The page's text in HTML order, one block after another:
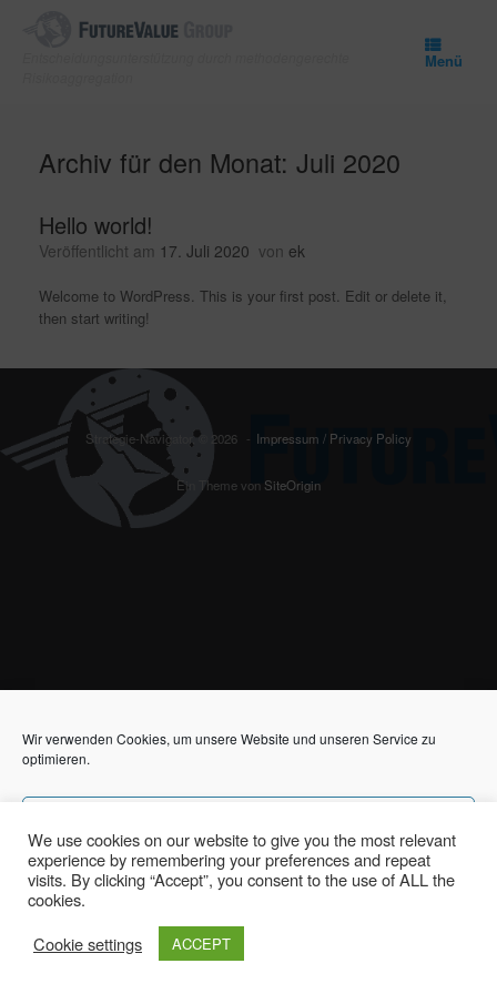
Wir verwenden Cookies, um unsere Website und unseren Service zu
optimieren.
Ablehnen
Vorlieben
Impressum / Privacy Policy
Menü
Archiv für den Monat: Juli 2020
Hello world!
Veröffentlicht am 17. Juli 2020 von ek
Welcome to WordPress. This is your first post. Edit or delete it,
then start writing!
Strategie-Navigator, © 2026 Impressum / Privacy Policy
Ein Theme von SiteOrigin
We use cookies on our website to give you the most relevant
experience by remembering your preferences and repeat
visits. By clicking “Accept”, you consent to the use of ALL the
cookies.
Cookie settings
ACCEPT